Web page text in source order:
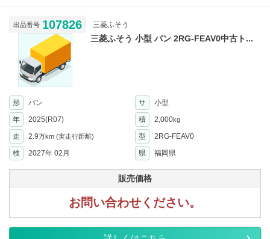
出品番号 107826 三菱ふそう
三菱ふそう 小型 バン 2RG-FEAV0中古ト...
形 バン サ
小型
年
2025(R07) 積 2,000kg
走 2.9万km (実走行距離) 型
2RG-FEAV0
検
2027年 02月 県 福岡県
販売価格
お問い合わせください。